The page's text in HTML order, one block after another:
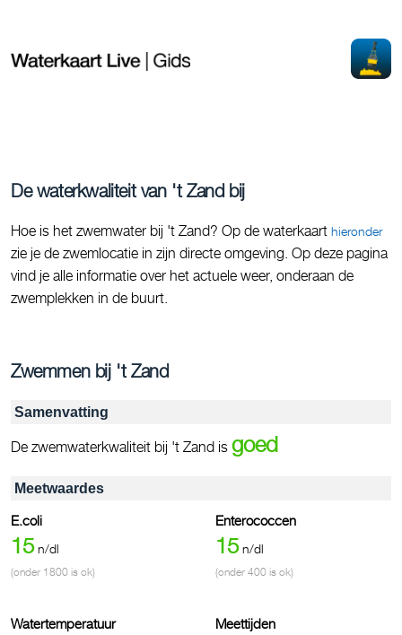
De waterkwaliteit van 't Zand bij
Hoe is het zwemwater bij 't Zand? Op de waterkaart hieronder
zie je de zwemlocatie in zijn directe omgeving. Op deze pagina
vind je alle informatie over het actuele weer, onderaan de
zwemplekken in de buurt.
Zwemmen bij 't Zand
Samenvatting
De zwemwaterkwaliteit bij 't Zand is goed
Meetwaardes
E.coli
15 n/dl
(onder 1800 is ok)
Enterococcen
15 n/dl
(onder 400 is ok)
Watertemperatuur Meettijden